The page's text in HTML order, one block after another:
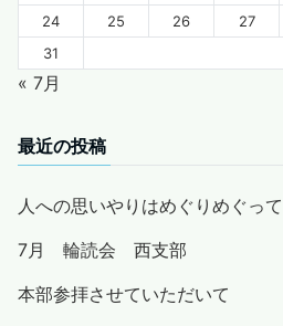
24
25 26 27
31
« 7月
最近の投稿
人への思いやりはめぐりめぐっ
7月 輪読会 西支部
本部参拝させていただい